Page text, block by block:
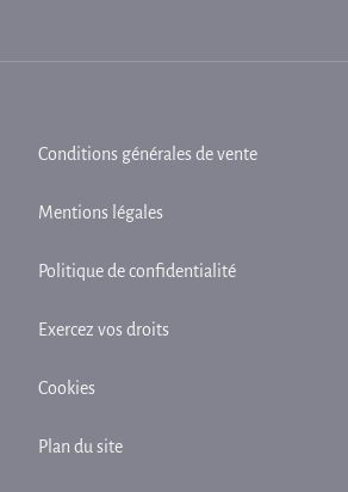
Conditions générales de vente
Mentions légales
Politique de confidentialité
Exercez vos droits
Cookies
Plan du site